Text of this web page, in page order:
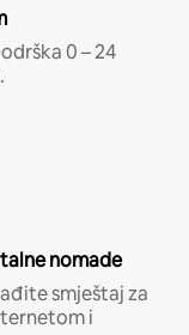
0 – 24
nomade
smještaj za
i